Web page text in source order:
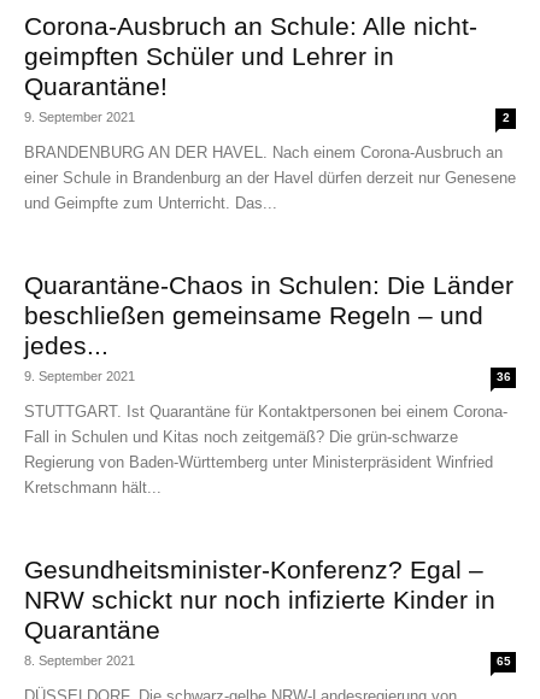
Corona-Ausbruch an Schule: Alle nicht-
geimpften Schüler und Lehrer in
Quarantäne!
9. September 2021 2
BRANDENBURG AN DER HAVEL. Nach einem Corona-Ausbruch an
einer Schule in Brandenburg an der Havel dürfen derzeit nur Genesene
und Geimpfte zum Unterricht. Das...
Quarantäne-Chaos in Schulen: Die Länder
beschließen gemeinsame Regeln – und
jedes...
9. September 2021 36
STUTTGART. Ist Quarantäne für Kontaktpersonen bei einem Corona-
Fall in Schulen und Kitas noch zeitgemäß? Die grün-schwarze
Regierung von Baden-Württemberg unter Ministerpräsident Winfried
Kretschmann hält...
Gesundheitsminister-Konferenz? Egal –
NRW schickt nur noch infizierte Kinder in
Quarantäne
8. September 2021 65